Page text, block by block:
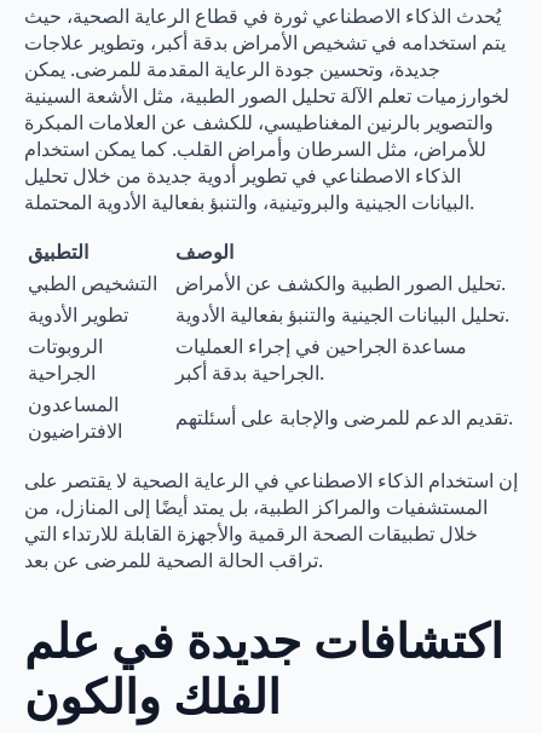
يُحدث الذكاء الاصطناعي ثورة في قطاع الرعاية الصحية، حيث
يتم استخدامه في تشخيص الأمراض بدقة أكبر، وتطوير علاجات
جديدة، وتحسين جودة الرعاية المقدمة للمرضى. يمكن
لخوارزميات تعلم الآلة تحليل الصور الطبية، مثل الأشعة السينية
والتصوير بالرنين المغناطيسي، للكشف عن العلامات المبكرة
للأمراض، مثل السرطان وأمراض القلب. كما يمكن استخدام
الذكاء الاصطناعي في تطوير أدوية جديدة من خلال تحليل
البيانات الجينية والبروتينية، والتنبؤ بفعالية الأدوية المحتملة.
التطبيق
الوصف
التشخيص الطبي
تحليل الصور الطبية والكشف عن الأمراض.
تطوير الأدوية
تحليل البيانات الجينية والتنبؤ بفعالية الأدوية.
الروبوتات
الجراحية
مساعدة الجراحين في إجراء العمليات
الجراحية بدقة أكبر.
المساعدون
الافتراضيون
تقديم الدعم للمرضى والإجابة على أسئلتهم.
إن استخدام الذكاء الاصطناعي في الرعاية الصحية لا يقتصر على
المستشفيات والمراكز الطبية، بل يمتد أيضًا إلى المنازل، من
خلال تطبيقات الصحة الرقمية والأجهزة القابلة للارتداء التي
تراقب الحالة الصحية للمرضى عن بعد.
اكتشافات جديدة في علم
الفلك والكون